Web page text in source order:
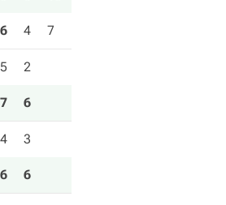
6 4 7
5 2
7 6
4 3
6 6